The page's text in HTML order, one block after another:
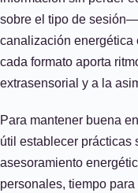
sobre el tipo de
canalización
cada formato aporta
extrasensorial y a la
Para mantener buena
útil establecer prácticas
asesoramiento
personales, tiempo